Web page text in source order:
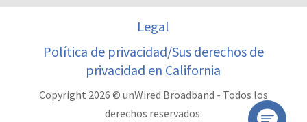
Legal
Política de privacidad/Sus derechos de
privacidad en California
Copyright 2026 © unWired Broadband - Todos los
derechos reservados.